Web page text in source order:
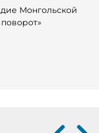
Монгольской